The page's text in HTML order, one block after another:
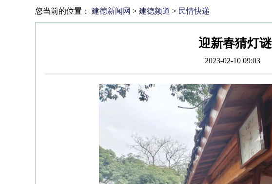
您当前的位置： 建德新闻网 > 建德频道 > 民情快递
迎新春猜灯谜
2023-02-10 09:03